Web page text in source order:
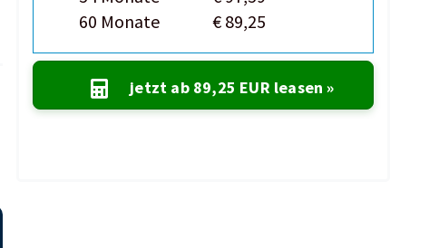
60 Monate
€ 89,25
jetzt ab 89,25 EUR leasen »